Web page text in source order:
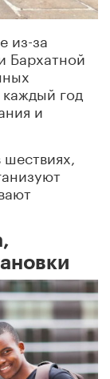
из-за
Бархатной
год
и